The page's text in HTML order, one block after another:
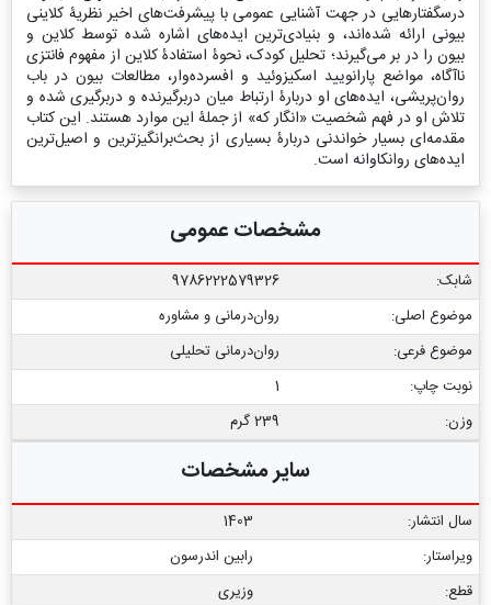
درسگفتارهایی در جهت آشنایی عمومی با پیشرفت‌های اخیر نظریۀ کلاینی
بیونی ارائه شده‌اند، و بنیادی‌ترین ایده‌های اشاره شده توسط کلاین و
بیون را در بر می‌گیرند؛ تحلیل کودک، نحوۀ استفادۀ کلاین از مفهوم فانتزی
ناآگاه، مواضع پارانویید اسکیزوئید و افسرده‌وار، مطالعات بیون در باب
روان‌پریشی، ایده‌های او دربارۀ ارتباط میان دربرگیرنده و دربرگیری شده و
تلاش او در فهم شخصیت «انگار که» از جملۀ این موارد هستند. این کتاب
مقدمه‌ای بسیار خواندنی دربارۀ بسیاری از بحث‌برانگیزترین و اصیل‌ترین
ایده‌های روانکاوانه است.
مشخصات عمومی
شابک:
9786222579326
موضوع اصلی:
روان‌درمانی و مشاوره
موضوع فرعی:
روان‏‌درمانی تحلیلی
نوبت چاپ:
1
وزن:
239 گرم
سایر مشخصات
سال انتشار:
1403
ویراستار:
رابین اندرسون
قطع:
وزیری